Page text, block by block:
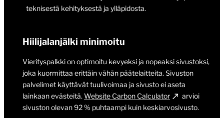
kehityksestä ja ylläpidosta.
Hiilijalanjälki minimoitu
Vierityspalkki on optimoitu kevyeksi ja nopeaksi sivustoksi,
joka kuormittaa erittäin vähän päätelaitteita. Sivuston
palvelimet käyttävät tuulivoimaa ja sivusto ei aseta
lainkaan evästeitä.Website Carbon Calculator
arvioi
sivuston olevan 92 % puhtaampi kuin keskiarvosivusto.